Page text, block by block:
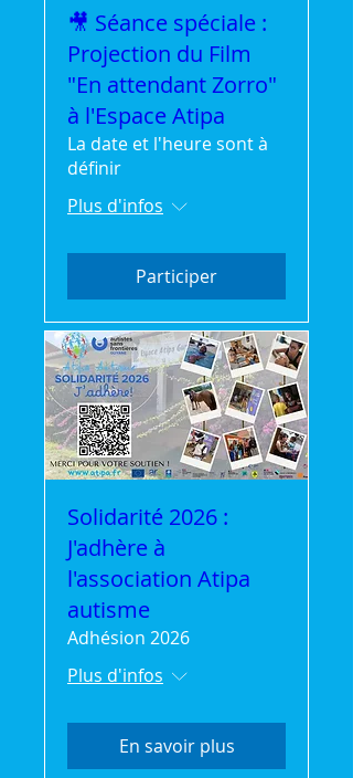
🎥 Séance spéciale :
Projection du Film
"En attendant Zorro"
à l'Espace Atipa
La date et l'heure sont à
définir
Plus d'infos
Participer
Solidarité 2026 :
J'adhère à
l'association Atipa
autisme
Adhésion 2026
Plus d'infos
En savoir plus